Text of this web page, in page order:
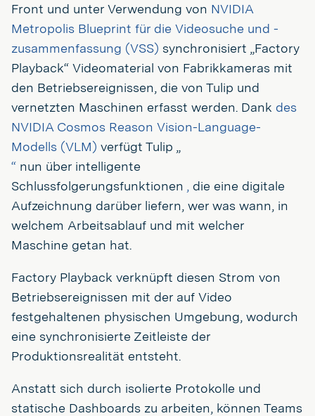
Front und unter Verwendung von NVIDIA
Metropolis Blueprint für die Videosuche und -
zusammenfassung (VSS) synchronisiert „Factory
Playback“ Videomaterial von Fabrikkameras mit
den Betriebsereignissen, die von Tulip und
vernetzten Maschinen erfasst werden. Dank des
NVIDIA Cosmos Reason Vision-Language-
Modells (VLM) verfügt Tulip „
“ nun über intelligente
Schlussfolgerungsfunktionen , die eine digitale
Aufzeichnung darüber liefern, wer was wann, in
welchem Arbeitsablauf und mit welcher
Maschine getan hat.
Factory Playback verknüpft diesen Strom von
Betriebsereignissen mit der auf Video
festgehaltenen physischen Umgebung, wodurch
eine synchronisierte Zeitleiste der
Produktionsrealität entsteht.
Anstatt sich durch isolierte Protokolle und
statische Dashboards zu arbeiten, können Teams